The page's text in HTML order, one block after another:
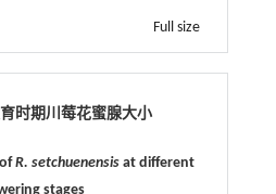
Full size
时期川莓花蜜腺大小
R. setchuenensisat different
stages